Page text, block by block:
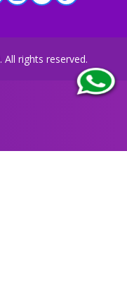
. All rights reserved.